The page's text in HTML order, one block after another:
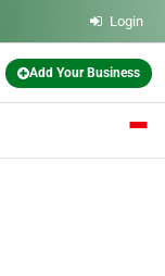
Login
Add Your Business